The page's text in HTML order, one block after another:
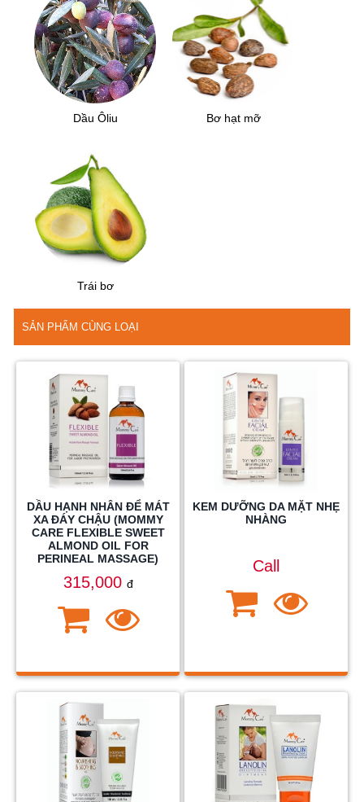
Dầu Ôliu Bơ hạt mỡ
Trái bơ
SẢN PHẨM CÙNG LOẠI
DẦU HẠNH NHÂN ĐỂ MÁT
XA ĐÁY CHẬU (MOMMY
CARE FLEXIBLE SWEET
ALMOND OIL FOR
PERINEAL MASSAGE)
315,000 đ
KEM DƯỠNG DA MẶT NHẸ
NHÀNG
Call